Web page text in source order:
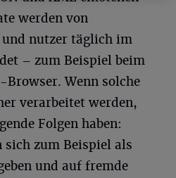
werden von
nutzer täglich im
– zum Beispiel beim
Wenn solche
verarbeitet werden,
Folgen haben:
sich zum Beispiel als
und auf fremde